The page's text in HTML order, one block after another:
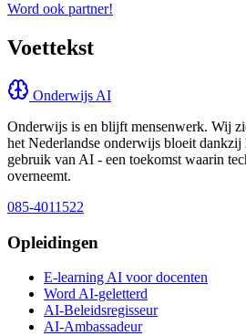
Word ook partner!
Voettekst
Onderwijs AI
Onderwijs is en blijft mensenwerk. Wij
het Nederlandse onderwijs bloeit
gebruik van AI - een toekomst waarin
overneemt.
085-4011522
Opleidingen
E-learning AI voor docenten
Word AI-geletterd
AI-Beleidsregisseur
AI-Ambassadeur